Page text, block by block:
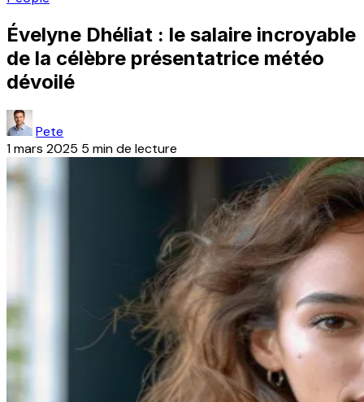
Évelyne Dhéliat : le salaire incroyable
de la célèbre présentatrice météo
dévoilé
Pete
1 mars 2025 5 min de lecture